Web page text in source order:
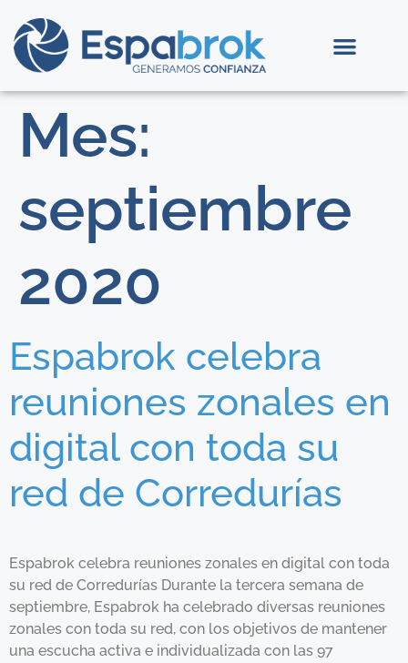
Mes:
septiembre
2020
Espabrok celebra
reuniones zonales en
digital con toda su
red de Corredurías
Espabrok celebra reuniones zonales en digital con toda
su red de Corredurías Durante la tercera semana de
septiembre, Espabrok ha celebrado diversas reuniones
zonales con toda su red, con los objetivos de mantener
una escucha activa e individualizada con las 97